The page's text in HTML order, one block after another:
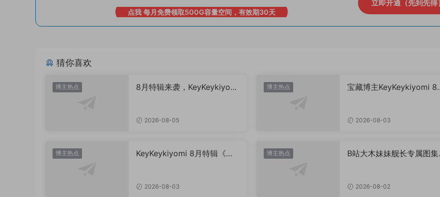
点我 每月免费领取500G容量空间，有效期30天
立即开通（先到先得）
猜你喜欢
博主热点
8月特辑来袭，KeyKeykiyomi
2026-08-05
博主热点
宝藏博主KeyKeykiyomi 8
2026-08-03
博主热点
KeyKeykiyomi 8月特辑《夏
2026-08-03
博主热点
B站大木妹妹舰长专属图集
2026-08-02